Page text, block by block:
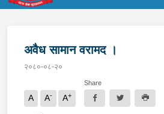
अवैध सामान वरामद ।
२०८०-०८-२०
A A- A+
Share